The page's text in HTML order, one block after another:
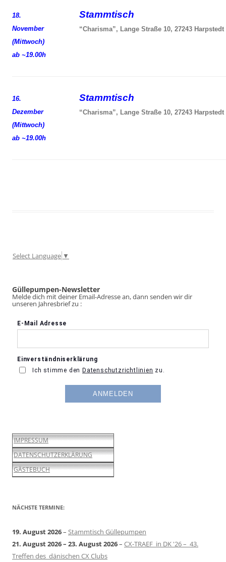
18.
November
(Mittwoch)
ab ~19.00h
Stammtisch
“Charisma”, Lange Straße 10, 27243 Harpstedt
16.
Dezember
(Mittwoch)
ab ~19.00h
Stammtisch
“Charisma”, Lange Straße 10, 27243 Harpstedt
Select Language ▼
Güllepumpen-Newsletter
Melde dich mit deiner Email-Adresse an, dann senden wir dir
unseren Jahresbrief zu :
IMPRESSUM
DATENSCHUTZERKLÄRUNG
GÄSTEBUCH
NÄCHSTE TERMINE:
19. August 2026– Stammtisch Güllepumpen
21. August 2026– 23. August 2026– CX-TRAEF in DK '26 – 43.
Treffen des dänischen CX Clubs